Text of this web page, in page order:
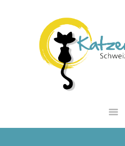
NEWS
VERMITTLUNG
INTERESSANTES
SHOP